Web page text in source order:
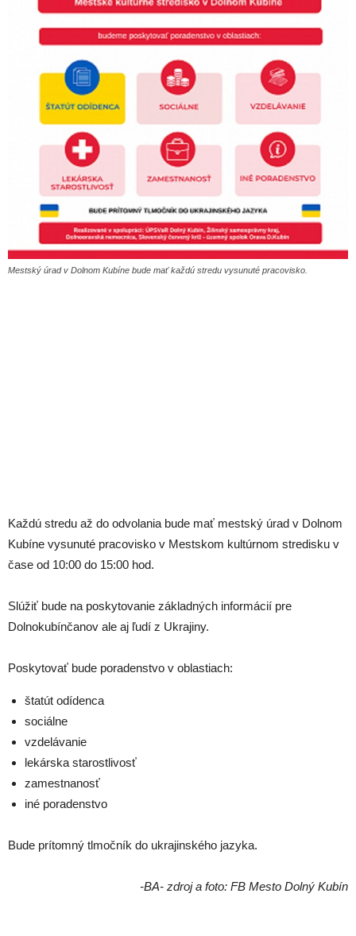
Mestský úrad v Dolnom Kubíne bude mať každú stredu vysunuté pracovisko.
Každú stredu až do odvolania bude mať mestský úrad v Dolnom
Kubíne vysunuté pracovisko v Mestskom kultúrnom stredisku v
čase od 10:00 do 15:00 hod.
Slúžiť bude na poskytovanie základných informácií pre
Dolnokubínčanov ale aj ľudí z Ukrajiny.
Poskytovať bude poradenstvo v oblastiach:
štatút odídenca
sociálne
vzdelávanie
lekárska starostlivosť
zamestnanosť
iné poradenstvo
Bude prítomný tlmočník do ukrajinského jazyka.
-BA- zdroj a foto: FB Mesto Dolný Kubín